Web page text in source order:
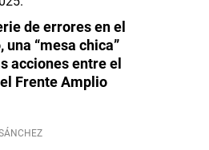
de errores en el
“mesa chica”
acciones entre el
Frente Amplio